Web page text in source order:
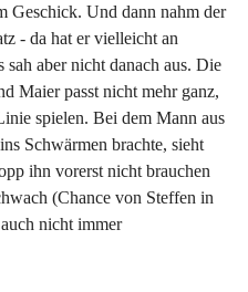
Geschick. Und dann nahm der
- da hat er vielleicht an
aber nicht danach aus. Die
Maier passt nicht mehr ganz,
spielen. Bei dem Mann aus
Schwärmen brachte, sieht
ihn vorerst nicht brauchen
(Chance von Steffen in
nicht immer